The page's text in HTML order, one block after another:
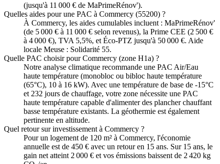
(jusqu'à 11 000 € de MaPrimeRénov').
Quelles aides pour une PAC à Commercy (55200) ?
À Commercy, les aides cumulables incluent : MaPrimeRénov'
(de 5 000 € à 11 000 € selon revenus), la Prime CEE (2 500 €
à 4 000 €), TVA 5,5%, et Éco-PTZ jusqu'à 50 000 €. Aide
locale Meuse : Solidarité 55.
Quelle PAC choisir pour Commercy (zone H1a) ?
Notre analyse climatique recommande une PAC Air/Eau
haute température (monobloc ou bibloc haute température
(65°C), 10 à 16 kW). Avec une température de base de -15°C
et 232 jours de chauffage, votre zone nécessite une PAC
haute température capable d'alimenter des plancher chauffant
basse température existants. La géothermie est également
pertinente en altitude.
Quel retour sur investissement à Commercy ?
Pour un logement de 120 m² à Commercy, l'économie
annuelle est de 450 € avec un retour en 15 ans. Sur 15 ans, le
gain net atteint 2 000 € et vos émissions baissent de 2 420 kg